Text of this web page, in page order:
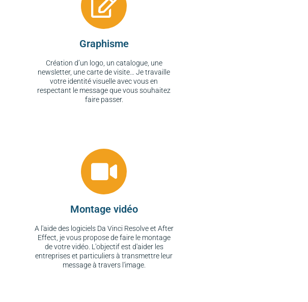
Graphisme
Création d’un logo, un catalogue, une
newsletter, une carte de visite… Je travaille
votre identité visuelle avec vous en
respectant le message que vous souhaitez
faire passer.
Montage vidéo
A l'aide des logiciels Da Vinci Resolve et After
Effect, je vous propose de faire le montage
de votre vidéo. L'objectif est d'aider les
entreprises et particuliers à transmettre leur
message à travers l'image.